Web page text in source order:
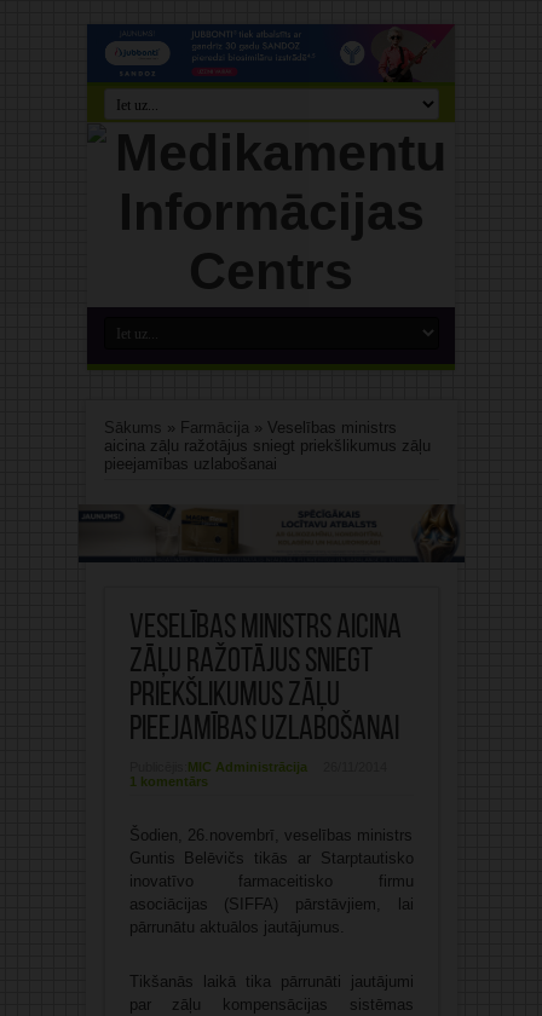
Sākums » Farmācija» Veselības ministrs
aicina zāļu ražotājus sniegt priekšlikumus zāļu
pieejamības uzlabošanai
Veselības ministrs aicina
zāļu ražotājus sniegt
priekšlikumus zāļu
pieejamības uzlabošanai
MIC Administrācija
1 komentārs
Šodien, 26.novembrī, veselības ministrs
Guntis Belēvičs tikās ar Starptautisko
inovatīvo farmaceitisko firmu
asociācijas (SIFFA) pārstāvjiem, lai
pārrunātu aktuālos jautājumus.
Tikšanās laikā tika pārrunāti jautājumi
par zāļu kompensācijas sistēmas